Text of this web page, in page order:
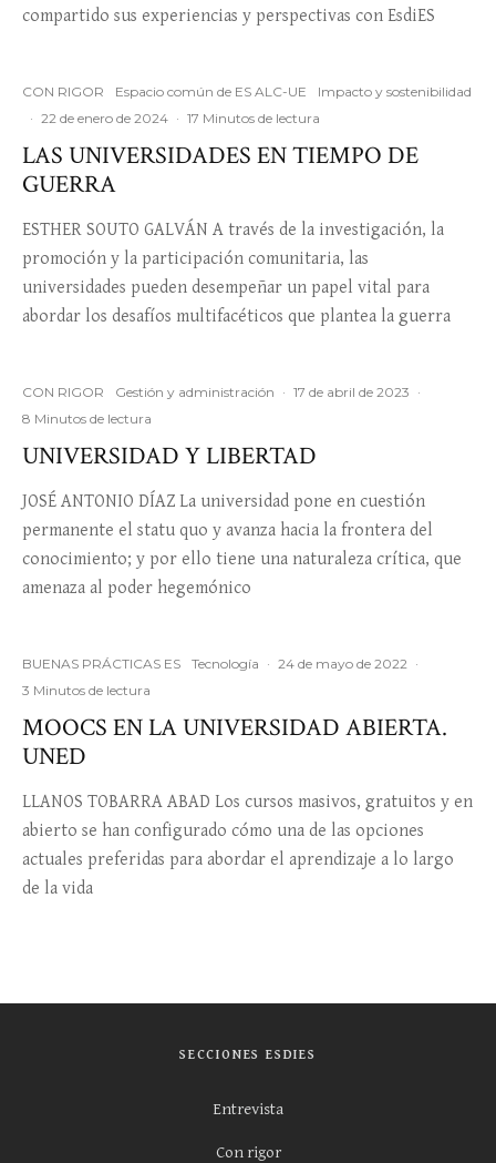
compartido sus experiencias y perspectivas con EsdiES
CON RIGOR Espacio común de ES ALC-UE
Impacto y sostenibilidad
· 22 de enero de 2024 · 17 Minutos de lectura
LAS UNIVERSIDADES EN TIEMPO DE
GUERRA
ESTHER SOUTO GALVÁN A través de la investigación, la
promoción y la participación comunitaria, las
universidades pueden desempeñar un papel vital para
abordar los desafíos multifacéticos que plantea la guerra
CON RIGOR Gestión y administración · 17 de abril de 2023 ·
8 Minutos de lectura
UNIVERSIDAD Y LIBERTAD
JOSÉ ANTONIO DÍAZ La universidad pone en cuestión
permanente el statu quo y avanza hacia la frontera del
conocimiento; y por ello tiene una naturaleza crítica, que
amenaza al poder hegemónico
BUENAS PRÁCTICAS ES Tecnología · 24 de mayo de 2022 ·
3 Minutos de lectura
MOOCS EN LA UNIVERSIDAD ABIERTA.
UNED
LLANOS TOBARRA ABAD Los cursos masivos, gratuitos y en
abierto se han configurado cómo una de las opciones
actuales preferidas para abordar el aprendizaje a lo largo
de la vida
SECCIONES ESDIES
Entrevista
Con rigor